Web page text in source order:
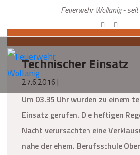
Feuerwehr Wollanig -
Technischer Einsatz
27.6.2016 |
Um 03.35 Uhr wurden zu einem
Einsatz gerufen. Die heftigen
Nacht verursachten eine
nahe der ehem. Berufsschule